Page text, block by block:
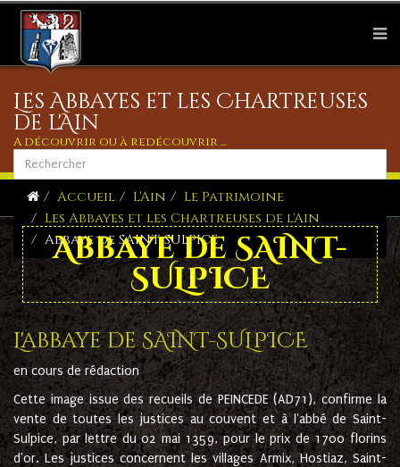
Les Abbayes et les Chartreuses
de l'Ain
A découvrir ou à redécouvrir ...
Accueil L'Ain
Le Patrimoine
Les Abbayes et les Chartreuses de l'Ain
Abbaye de SAINT-SULPICE
Abbaye de SAINT-
SULPICE
L'abbaye de SAINT-SULPICE
en cours de rédaction
Cette image issue des recueils de PEINCEDE (AD71), confirme la
vente de toutes les justices au couvent et à l'abbé de Saint-
Sulpice, par lettre du 02 mai 1359, pour le prix de 1700 florins
d'or. Les justices concernent les villages Armix, Hostiaz, Saint-